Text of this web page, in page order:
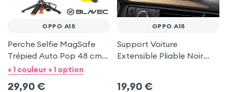
OPPO A15
Perche Selfie MagSafe
Trépied Auto Pop 48 cm
Noir pour Oppo A15
+ 1 couleur + 1 option
29,90 €
OPPO A15
Support Voiture
Extensible Pliable Noir
19,90 €